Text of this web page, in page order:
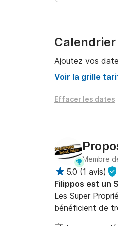
Démarrez votre
écouter de la
À visiter
- Le littoral
millénaires par
- Le célèbre
- Fontana
entouré de
Une fois votre
Détails :
Calendrier
Ajoutez vos
Voir la grille
Effacer les dates
Membre
5.0 (1 avis)
Filippos est un
Les Super
bénéficient de